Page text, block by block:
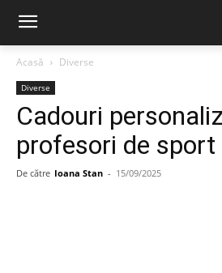
Acasă Diverse
Diverse
Cadouri
profesori de sport
De către Ioana Stan - 15/09/2025